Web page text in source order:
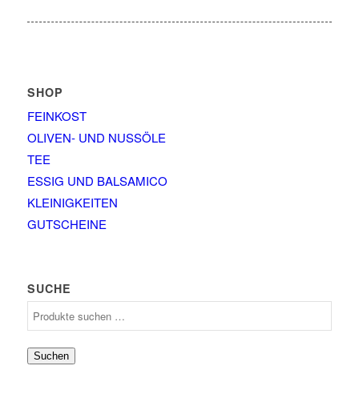
SHOP
FEINKOST
OLIVEN- UND NUSSÖLE
TEE
ESSIG UND BALSAMICO
KLEINIGKEITEN
GUTSCHEINE
SUCHE
Suchen